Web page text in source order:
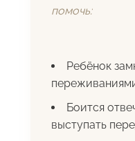
помочь:
Ребёнок
Боится
выступать